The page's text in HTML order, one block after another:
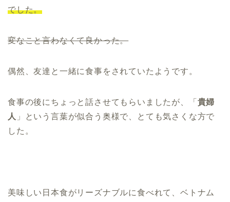
でした。
変なこと言わなくて良かった。
偶然、友達と一緒に食事をされていたようです。
食事の後にちょっと話させてもらいましたが、「 貴婦
人 」という言葉が似合う奥様で、とても気さくな方で
した。
美味しい日本食がリーズナブルに食べれて、ベトナム